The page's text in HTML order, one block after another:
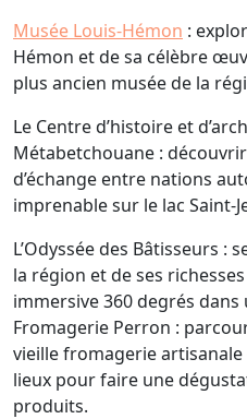
Musée Louis-Hémon :
Hémon et de sa célèbre
plus ancien musée de la
Le Centre d’histoire et
Métabetchouane :
d’échange entre nations
imprenable sur le lac Saint-
L’Odyssée des Bâtisseurs :
la région et de ses
immersive 360 degrés dans
Fromagerie Perron :
vieille fromagerie
lieux pour faire une
produits.